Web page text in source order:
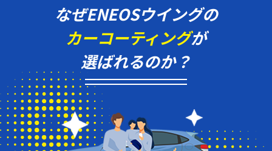
なぜENEOSウイングの
カーコーティングが
選ばれるのか？